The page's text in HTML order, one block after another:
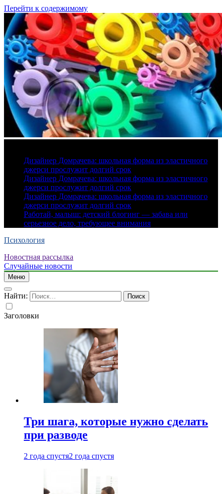
Перейти к содержимому
Дизайнер Домрачева: школьная форма из эластичного
джерси прослужит долгий срок
Дизайнер Домрачева: школьная форма из эластичного
джерси прослужит долгий срок
Дизайнер Домрачева: школьная форма из эластичного
джерси прослужит долгий срок
Работай, малыш: детский блогинг — забава или
серьезное дело, требующее внимания
Психология
Новостная рассылка
Случайные новости
Меню
Найти:
Заголовки
Три шага, которые нужно сделать
при разводе
2 года спустя2 года спустя